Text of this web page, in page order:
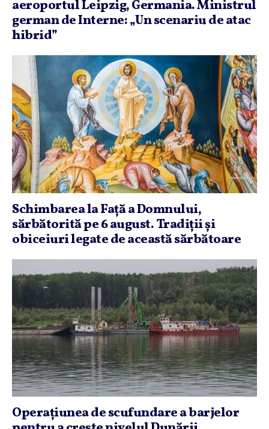
aeroportul Leipzig, Germania. Ministrul
german de Interne: „Un scenariu de atac
hibrid”
Schimbarea la Faţă a Domnului,
sărbătorită pe 6 august. Tradiţii şi
obiceiuri legate de această sărbătoare
Operaţiunea de scufundare a barjelor